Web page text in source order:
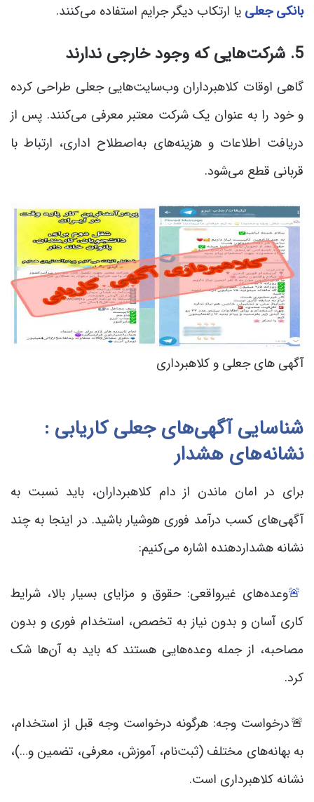
بانکی جعلی یا ارتکاب دیگر جرایم استفاده می‌کنند.
5. شرکت‌هایی که وجود خارجی ندارند
گاهی اوقات کلاهبرداران وب‌سایت‌هایی جعلی طراحی کرده
و خود را به عنوان یک شرکت معتبر معرفی می‌کنند. پس از
دریافت اطلاعات و هزینه‌های به‌اصطلاح اداری، ارتباط با
قربانی قطع می‌شود.
آگهی های جعلی و کلاهبرداری
شناسایی آگهی‌های جعلی کاریابی :
نشانه‌های هشدار
برای در امان ماندن از دام کلاهبرداران، باید نسبت به
آگهی‌های کسب درآمد فوری هوشیار باشید. در اینجا به چند
نشانه هشداردهنده اشاره می‌کنیم:
🚨وعده‌های غیرواقعی: حقوق و مزایای بسیار بالا، شرایط
کاری آسان و بدون نیاز به تخصص، استخدام فوری و بدون
مصاحبه، از جمله وعده‌هایی هستند که باید به آن‌ها شک
کرد.
🚨درخواست وجه: هرگونه درخواست وجه قبل از استخدام،
به بهانه‌های مختلف (ثبت‌نام، آموزش، معرفی، تضمین و…)،
نشانه کلاهبرداری است.